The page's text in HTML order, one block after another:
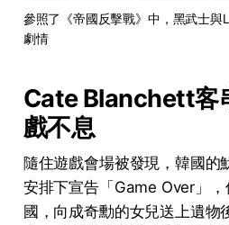
參照了《帝國反擊戰》中，黑武士
劇情
Cate Blanchett客
戲不息
隨住遊戲會場被發現，韓國的
安排下宣告「Game Over」
國，向成奇勳的女兒送上遺物